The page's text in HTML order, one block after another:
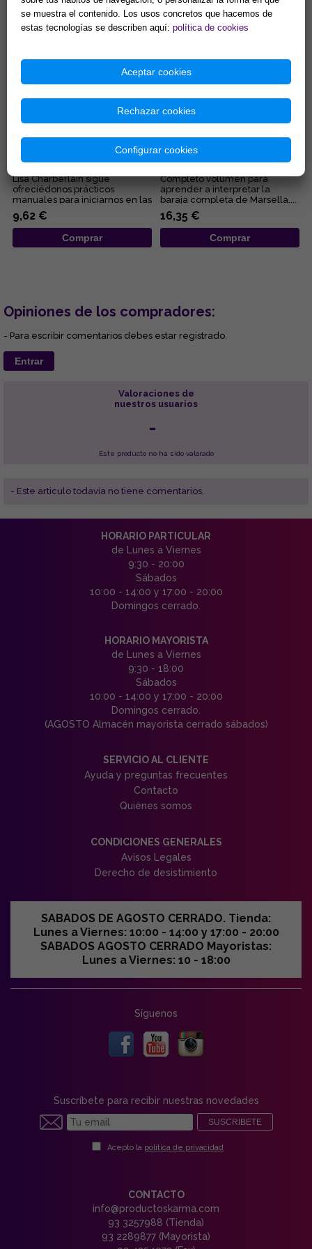
Comprar Comprar
RUNAS PARA PRINCIPIANTES:
GUÍA DE LA MAGIA Y LA
ADIVINACIÓN RÚNICA
Lisa Charberlain sigue
ofreciédonos prácticos
manuales para iniciarnos en las
diferentes disciplinas
esotérica...
9,62 €
Comprar
DESCUBIERTO
Completo volumen para
aprender a interpretar la
baraja completa de Marsella....
16,35 €
Comprar
Opiniones de los compradores:
- Para escribir comentarios debes estar registrado.
Entrar
Valoraciones de
nuestros usuarios
-
Este producto no ha sido valorado
- Este articulo todavía no tiene comentarios.
HORARIO PARTICULAR
de Lunes a Viernes
9:30 - 20:00
Sábados
10:00 - 14:00 y 17:00 - 20:00
Domingos cerrado.
HORARIO MAYORISTA
de Lunes a Viernes
9:30 - 18:00
Sábados
10:00 - 14:00 y 17:00 - 20:00
Domingos cerrado.
(AGOSTO Almacén mayorista cerrado sábados)
SERVICIO AL CLIENTE
Ayuda y preguntas frecuentes
Contacto
Quiénes somos
CONDICIONES GENERALES
Avisos Legales
Derecho de desistimiento
SABADOS DE AGOSTO CERRADO. Tienda:
Lunes a Viernes: 10:00 - 14:00 y 17:00 - 20:00
SABADOS AGOSTO CERRADO Mayoristas:
Lunes a Viernes: 10 - 18:00
Síguenos
Suscríbete para recibir nuestras novedades
SUSCRIBETE
Acepto la política de privacidad
CONTACTO
info@productoskarma.com
93 3257988 (Tienda)
93 2289877 (Mayorista)
se muestra el contenido. Los usos concretos que hacemos de
estas tecnologías se describen aquí: política de cookies
Aceptar cookies
Rechazar cookies
Configurar cookies